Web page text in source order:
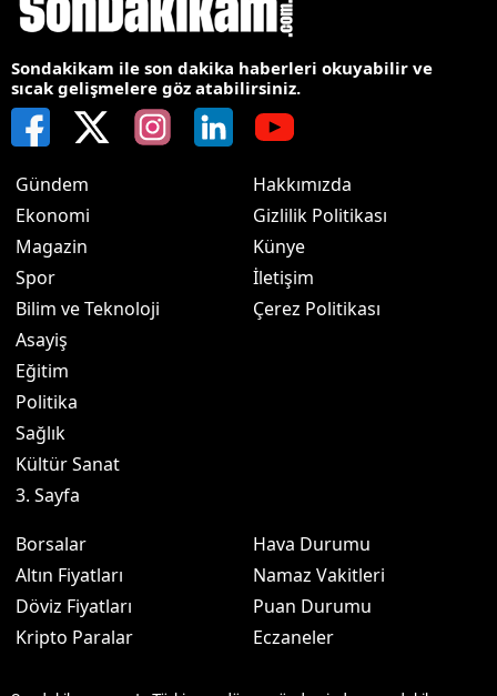
Sondakikam ile son dakika haberleri okuyabilir ve
sıcak gelişmelere göz atabilirsiniz.
Gündem
Ekonomi
Magazin
Spor
Bilim ve Teknoloji
Asayiş
Eğitim
Politika
Sağlık
Kültür Sanat
3. Sayfa
Hakkımızda
Gizlilik Politikası
Künye
İletişim
Çerez Politikası
Borsalar
Altın Fiyatları
Döviz Fiyatları
Kripto Paralar
Hava Durumu
Namaz Vakitleri
Puan Durumu
Eczaneler